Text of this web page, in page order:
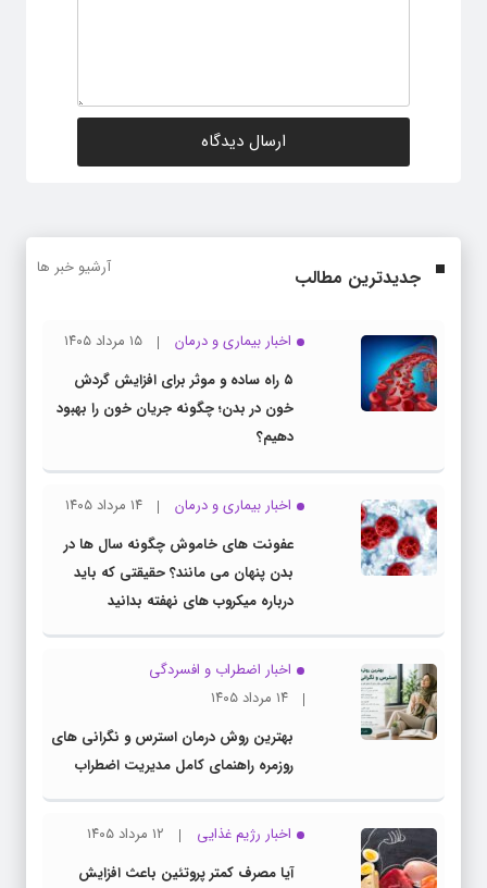
جدیدترین مطالب آرشیو خبر ها
اخبار بیماری و درمان
۱۵ مرداد ۱۴۰۵
۵ راه ساده و موثر برای افزایش گردش
خون در بدن؛ چگونه جریان خون را بهبود
دهیم؟
اخبار بیماری و درمان
۱۴ مرداد ۱۴۰۵
عفونت های خاموش چگونه سال ها در
بدن پنهان می مانند؟ حقیقتی که باید
درباره میکروب های نهفته بدانید
اخبار اضطراب و افسردگی
۱۴ مرداد ۱۴۰۵
بهترین روش درمان استرس و نگرانی های
روزمره راهنمای کامل مدیریت اضطراب
اخبار رژیم غذایی
۱۲ مرداد ۱۴۰۵
آیا مصرف کمتر پروتئین باعث افزایش